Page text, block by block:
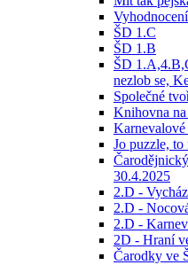
ŠD 1.C
ŠD 1.B
ŠD
nezlob se,
Společné
Knihovna
Jo puzzle,
30.4.2025
2.D -
2.D -
2.D -
2D - Hraní
Čarodky ve